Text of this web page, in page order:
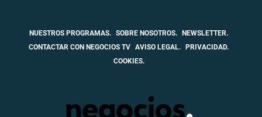
NUESTROS PROGRAMAS. SOBRE NOSOTROS.
NEWSLETTER.
CONTACTAR CON NEGOCIOS TV AVISO LEGAL.
PRIVACIDAD.
COOKIES.